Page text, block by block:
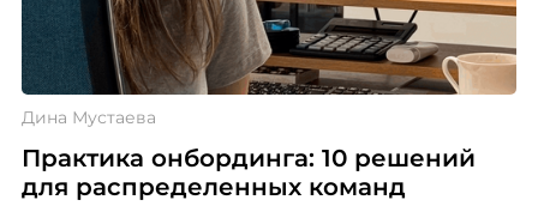
Дина Мустаева
Практика онбординга: 10 решений
для распределенных команд